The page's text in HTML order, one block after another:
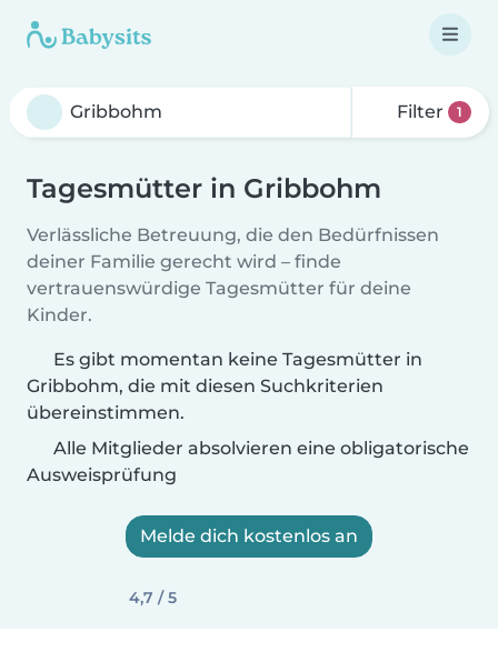
Filter 1
Tagesmütter in Gribbohm
Verlässliche Betreuung, die den Bedürfnissen
deiner Familie gerecht wird – finde
vertrauenswürdige Tagesmütter für deine
Kinder.
Es gibt momentan keine Tagesmütter in
Gribbohm, die mit diesen Suchkriterien
übereinstimmen.
Alle Mitglieder absolvieren eine obligatorische
Ausweisprüfung
Melde dich kostenlos an
4,7 / 5